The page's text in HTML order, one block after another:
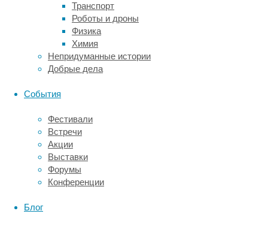
Транспорт
Роботы и дроны
Физика
Химия
Непридуманные истории
Добрые дела
События
Фестивали
Встречи
Акции
Выставки
Форумы
Конференции
Блог
Университета
Кастилии-
Манчи
(Испания)
изучила
в
PubMed,
PsycINFO,
Scopus,
SPORTDiscus
и
Web